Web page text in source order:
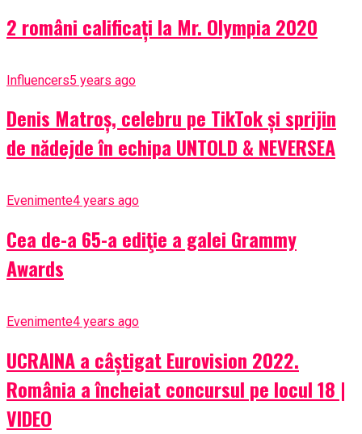
2 români calificați la Mr. Olympia 2020
Influencers5 years ago
Denis Matroș, celebru pe TikTok și sprijin
de nădejde în echipa UNTOLD & NEVERSEA
Evenimente4 years ago
Cea de-a 65-a ediţie a galei Grammy
Awards
Evenimente4 years ago
UCRAINA a câștigat Eurovision 2022.
România a încheiat concursul pe locul 18 |
VIDEO